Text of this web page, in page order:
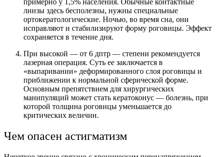
примерно у 1,5% населения. Обычные контактные
линзы здесь бесполезны, нужны специальные
ортокератологические. Ночью, во время сна, они
исправляют и стабилизируют форму роговицы. Эффект
сохраняется в течение дня.
При высокой — от 6 дптр — степени рекомендуется
лазерная операция. Суть ее заключается в
«выпаривании» деформированного слоя роговицы и
приближении к нормальной сферической форме.
Основным препятствием для хирургических
манипуляций может стать кератоконус — болезнь, при
которой толщина роговицы уменьшается до
критических величин.
Чем опасен астигматизм